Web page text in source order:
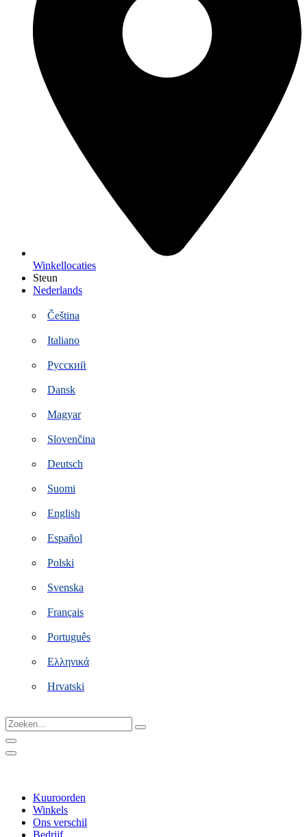
Winkellocaties
Steun
Nederlands
Čeština
Italiano
Русский
Dansk
Magyar
Slovenčina
Deutsch
Suomi
English
Español
Polski
Svenska
Français
Português
Ελληνικά
Hrvatski
Zoeken...
Kuuroorden
Winkels
Ons verschil